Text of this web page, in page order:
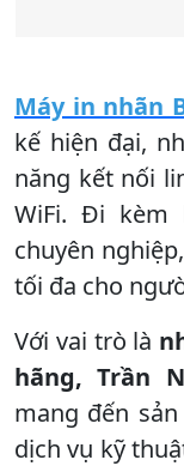
Máy in nhãn
kế hiện đại,
năng kết nối
WiFi. Đi kèm
chuyên
tối đa cho
Với vai trò là
hãng, Trần
mang đến
dịch vụ kỹ